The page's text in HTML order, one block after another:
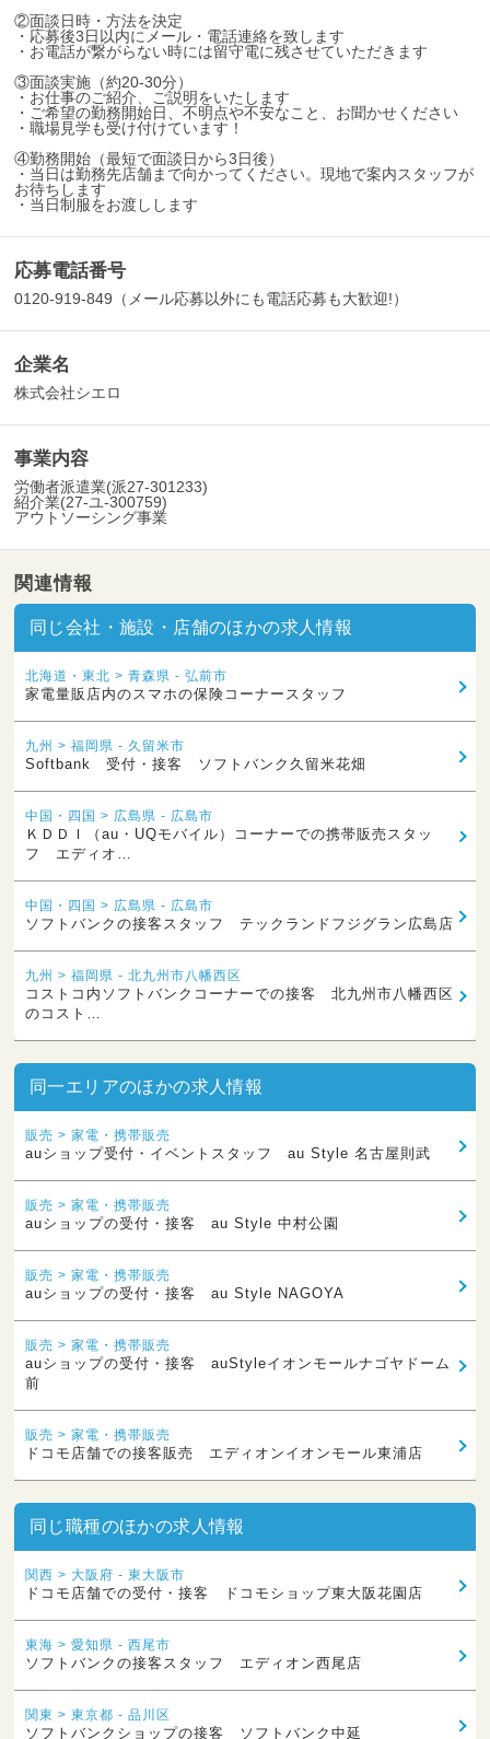
②面談日時・方法を決定
・応募後3日以内にメール・電話連絡を致します
・お電話が繋がらない時には留守電に残させていただきます
③面談実施（約20-30分）
・お仕事のご紹介、ご説明をいたします
・ご希望の勤務開始日、不明点や不安なこと、お聞かせください
・職場見学も受け付けています！
④勤務開始（最短で面談日から3日後）
・当日は勤務先店舗まで向かってください。現地で案内スタッフが
お待ちします
・当日制服をお渡しします
応募電話番号
0120-919-849（メール応募以外にも電話応募も大歓迎!）
企業名
株式会社シエロ
事業内容
労働者派遣業(派27-301233)
紹介業(27-ユ-300759)
アウトソーシング事業
関連情報
同じ会社・施設・店舗のほかの求人情報
北海道・東北 > 青森県 - 弘前市
家電量販店内のスマホの保険コーナースタッフ
九州 > 福岡県 - 久留米市
Softbank 受付・接客 ソフトバンク久留米花畑
中国・四国 > 広島県 - 広島市
ＫＤＤＩ（au・UQモバイル）コーナーでの携帯販売スタッ
フ エディオ…
中国・四国 > 広島県 - 広島市
ソフトバンクの接客スタッフ テックランドフジグラン広島店
九州 > 福岡県 - 北九州市八幡西区
コストコ内ソフトバンクコーナーでの接客 北九州市八幡西区
のコスト…
同一エリアのほかの求人情報
販売 > 家電・携帯販売
auショップ受付・イベントスタッフ au Style 名古屋則武
販売 > 家電・携帯販売
auショップの受付・接客 au Style 中村公園
販売 > 家電・携帯販売
auショップの受付・接客 au Style NAGOYA
販売 > 家電・携帯販売
auショップの受付・接客 auStyleイオンモールナゴヤドーム
前
販売 > 家電・携帯販売
ドコモ店舗での接客販売 エディオンイオンモール東浦店
同じ職種のほかの求人情報
関西 > 大阪府 - 東大阪市
ドコモ店舗での受付・接客 ドコモショップ東大阪花園店
東海 > 愛知県 - 西尾市
ソフトバンクの接客スタッフ エディオン西尾店
関東 > 東京都 - 品川区
ソフトバンクショップの接客 ソフトバンク中延